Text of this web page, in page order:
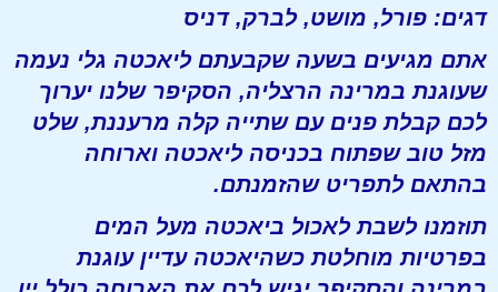
דגים: פורל, מושט, לברק, דניס
אתם מגיעים בשעה שקבעתם ליאכטה גלי נעמה
שעוגנת במרינה הרצליה, הסקיפר שלנו יערוך
לכם קבלת פנים עם שתייה קלה מרעננת, שלט
מזל טוב שפתוח בכניסה ליאכטה וארוחה
בהתאם לתפריט שהזמנתם.
תוזמנו לשבת לאכול ביאכטה מעל המים
בפרטיות מוחלטת כשהיאכטה עדיין עוגנת